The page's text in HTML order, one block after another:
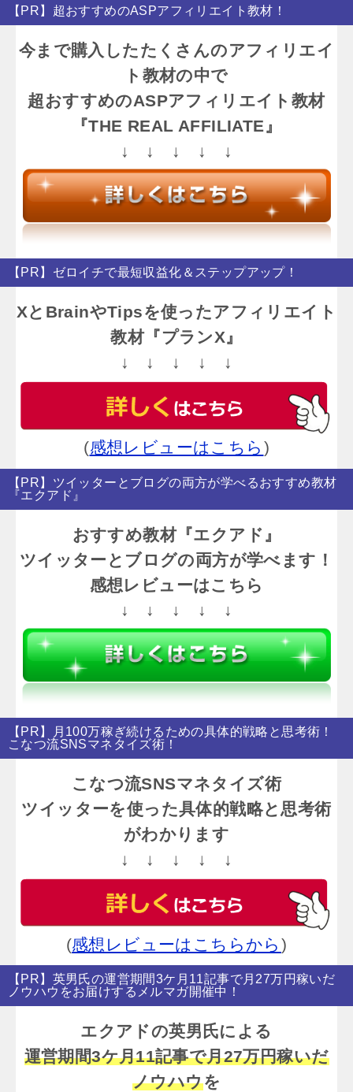
【PR】超おすすめのASPアフィリエイト教材！
今まで購入したたくさんのアフィリエイ
ト教材の中で
超おすすめのASPアフィリエイト教材
『THE REAL AFFILIATE』
↓ ↓ ↓ ↓ ↓
【PR】ゼロイチで最短収益化＆ステップアップ！
XとBrainやTipsを使ったアフィリエイト
教材『プランX』
↓ ↓ ↓ ↓ ↓
(感想レビューはこちら )
【PR】ツイッターとブログの両方が学べるおすすめ教材
『エクアド』
おすすめ教材『エクアド』
ツイッターとブログの両方が学べます！
感想レビューはこちら
↓ ↓ ↓ ↓ ↓
【PR】月100万稼ぎ続けるための具体的戦略と思考術！
こなつ流SNSマネタイズ術！
こなつ流SNSマネタイズ術
ツイッターを使った具体的戦略と思考術
がわかります
↓ ↓ ↓ ↓ ↓
(感想レビューはこちらから )
【PR】英男氏の運営期間3ケ月11記事で月27万円稼いだ
ノウハウをお届けするメルマガ開催中！
エクアドの英男氏による
運営期間3ケ月11記事で月27万円稼いだ
ノウハウを